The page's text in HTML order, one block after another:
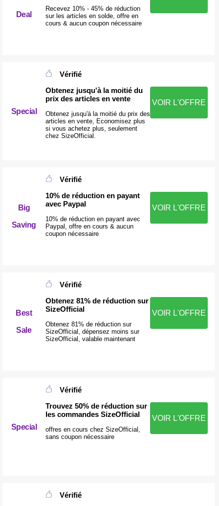
Deal
Recevez 10% - 45% de réduction
sur les articles en solde, offre en
cours & aucun coupon nécessaire
Special
Vérifié
Obtenez jusqu'à la moitié du
prix des articles en vente
Obtenez jusqu'à la moitié du prix des
articles en vente, Economisez plus
si vous achetez plus, seulement
chez SizeOfficial.
VOIR L'OFFRE
Big
Saving
Vérifié
10% de réduction en payant
avec Paypal
10% de réduction en payant avec
Paypal, offre en cours & aucun
coupon nécessaire
VOIR L'OFFRE
Best
Sale
Vérifié
Obtenez 81% de réduction sur
SizeOfficial
Obtenez 81% de réduction sur
SizeOfficial, dépensez moins sur
SizeOfficial, valable maintenant
VOIR L'OFFRE
Special
Vérifié
Trouvez 50% de réduction sur
les commandes SizeOfficial
offres en cours chez SizeOfficial,
sans coupon nécessaire
VOIR L'OFFRE
Vérifié